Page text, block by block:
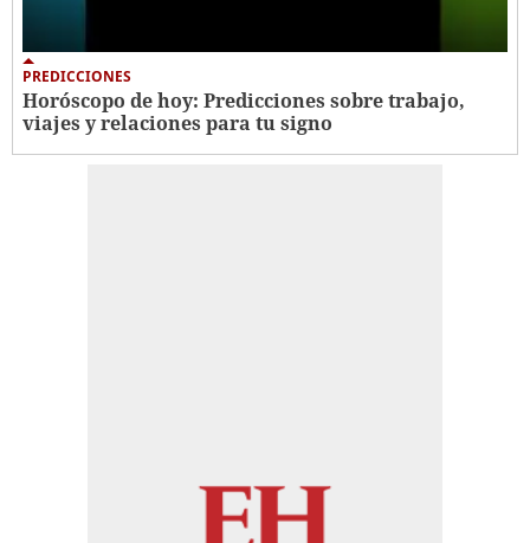
PREDICCIONES
Horóscopo de hoy: Predicciones sobre trabajo,
viajes y relaciones para tu signo